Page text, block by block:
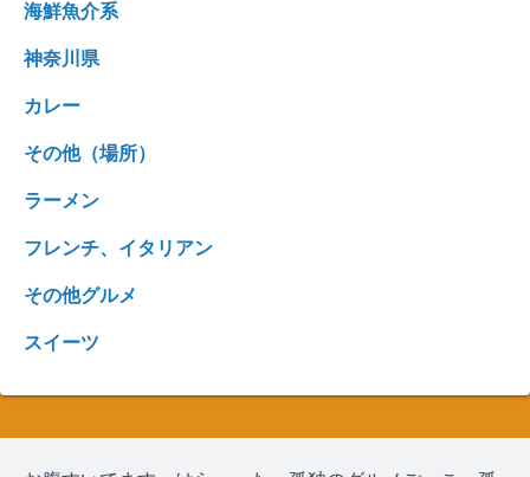
海鮮魚介系
神奈川県
カレー
その他（場所）
ラーメン
フレンチ、イタリアン
その他グルメ
スイーツ